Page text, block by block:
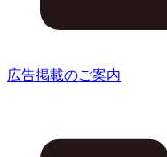
広告掲載のご案内